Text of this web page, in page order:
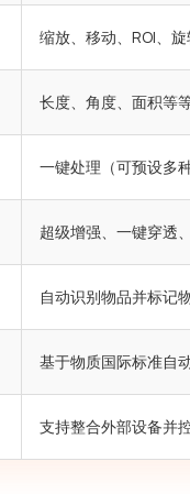
缩放、移动、ROI、
长度、角度、面积等
一键处理（可预设多
超级增强、一键穿透
自动识别物品并标记
基于物质国际标准自
支持整合外部设备并